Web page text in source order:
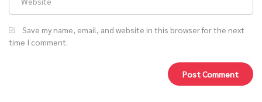
Save my name, email, and website in this browser for the next
time I comment.